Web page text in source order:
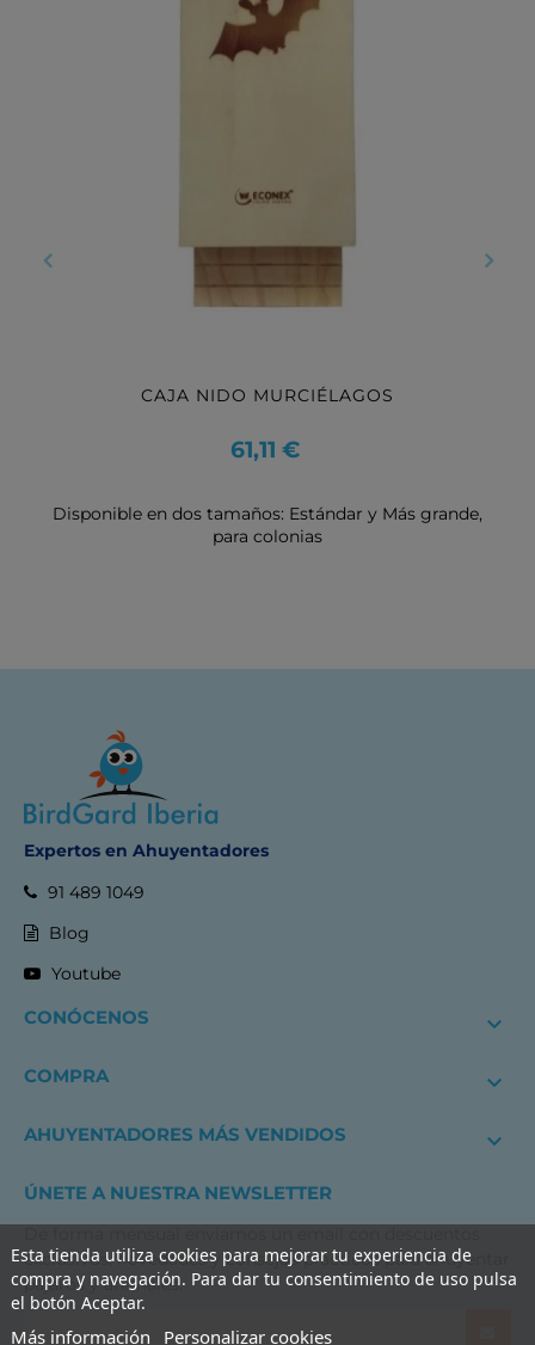
CAJA NIDO MURCIÉLAGOS
Precio
61,11 €
Disponible en dos tamaños: Estándar y Más grande,
para colonias
Expertos en Ahuyentadores
91 489 1049
Blog
Youtube
CONÓCENOS 
COMPRA 
AHUYENTADORES MÁS VENDIDOS 
ÚNETE A NUESTRA NEWSLETTER
exclusivos, novedades y consejos prácticos para ahuyentar
pájaros y animales.
Esta tienda utiliza cookies para mejorar tu experiencia de
compra y navegación. Para dar tu consentimiento de uso pulsa
el botón Aceptar.
Más información Personalizar cookies